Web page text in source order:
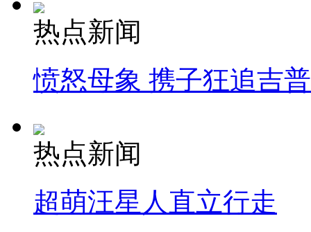
热点新闻
愤怒母象 携子狂追吉
热点新闻
超萌汪星人直立行走